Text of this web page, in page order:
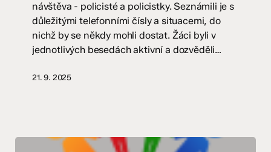
návštěva - policisté a policistky. Seznámili je s
důležitými telefonními čísly a situacemi, do
nichž by se někdy mohli dostat. Žáci byli v
jednotlivých besedách aktivní a dozvěděli…
21. 9. 2025